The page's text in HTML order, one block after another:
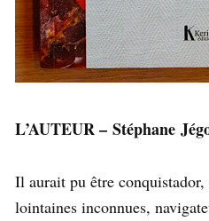
L’AUTEUR – Stéphane
Il aurait pu être
lointaines inconnues,